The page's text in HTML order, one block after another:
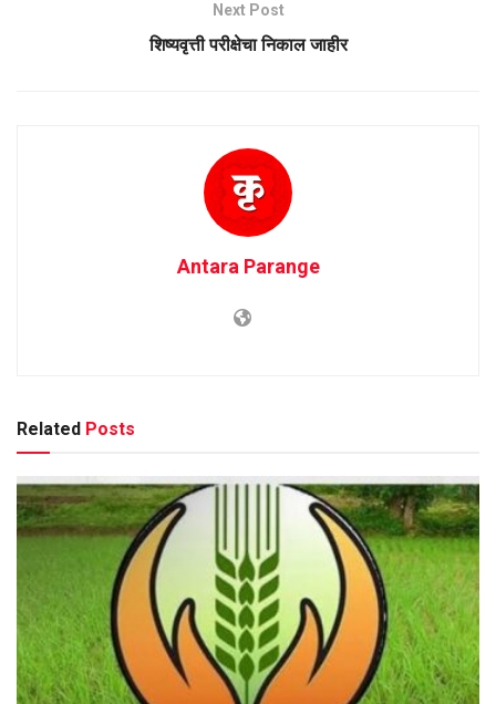
Next Post
शिष्यवृत्ती परीक्षेचा निकाल जाहीर
Antara Parange
Related Posts